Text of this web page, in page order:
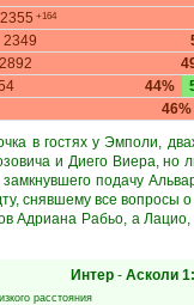
2355 +164
2349
2892
44%
46%
в гостях у Эмполи,
и Диего Виера,
подачу
снявшему все вопросы
Адриана Рабьо, а
Интер- Асколи
расстояния